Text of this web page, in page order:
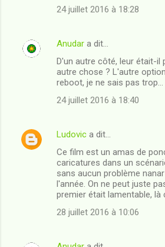
t
s
24 juillet 2016 à 18:28
Anudar a dit…
D'un autre côté, leur était-il
autre chose ? L'autre
reboot, je ne sais pas trop...
24 juillet 2016 à 18:40
Ludovic a dit…
Ce film est un amas de
caricatures dans un
sans aucun problème
l'année. On ne peut juste
premier était lamentable, là
28 juillet 2016 à 10:06